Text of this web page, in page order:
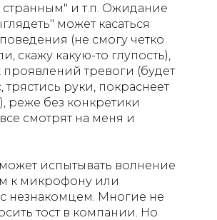
странным" и т.п. Ожидание
может касаться
(не смогу четко
скажу какую-то глупость),
тревоги (будет
трястись руки, покраснеет
реже без конкретики
смотрят на меня и
испытывать волнение
к микрофону или
незнакомцем. Многие не
тост в компании. Но